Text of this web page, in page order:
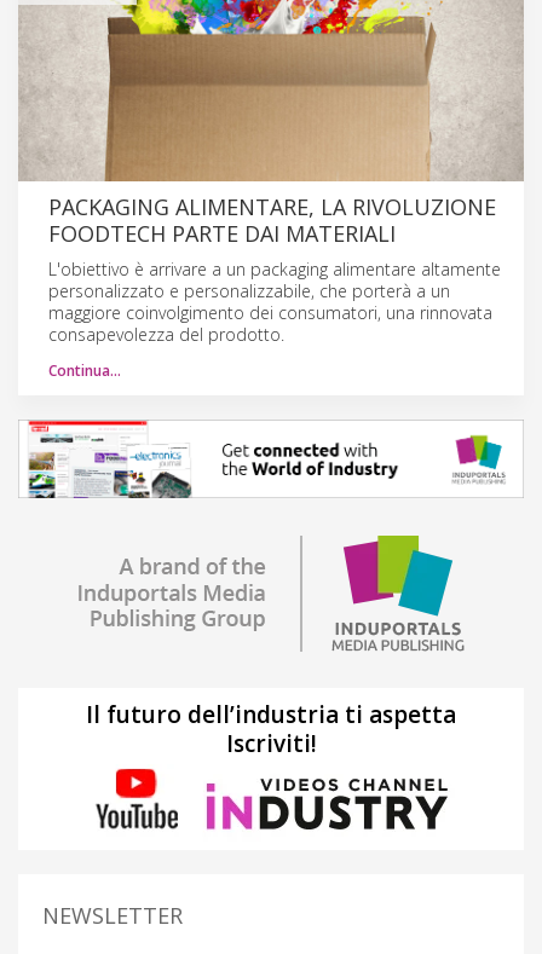
PACKAGING ALIMENTARE, LA RIVOLUZIONE
FOODTECH PARTE DAI MATERIALI
L'obiettivo è arrivare a un packaging alimentare altamente
personalizzato e personalizzabile, che porterà a un
maggiore coinvolgimento dei consumatori, una rinnovata
consapevolezza del prodotto.
Continua…
Il futuro dell’industria ti aspetta
Iscriviti!
NEWSLETTER